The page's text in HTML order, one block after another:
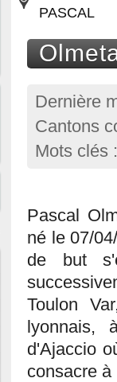
PASCAL
Dernière
Cantons
Mots clés
Pascal
né le 07/
de but
Toulon
lyonnais,
d'Ajaccio
consacre